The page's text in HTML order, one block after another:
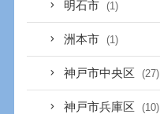
明石市 (1)
洲本市 (1)
神戸市中央区 (27)
神戸市兵庫区 (10)